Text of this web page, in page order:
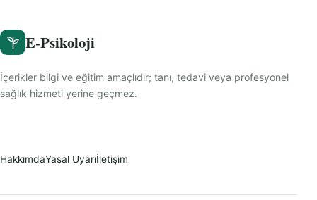
E-Psikoloji
İçerikler bilgi ve eğitim amaçlıdır; tanı, tedavi veya profesyonel
sağlık hizmeti yerine geçmez.
HakkımdaYasal Uyarıİletişim